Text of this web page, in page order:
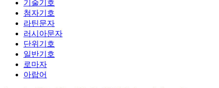
기술기호
첨자기호
라틴문자
러시아문자
단위기호
일반기호
로마자
아랍어